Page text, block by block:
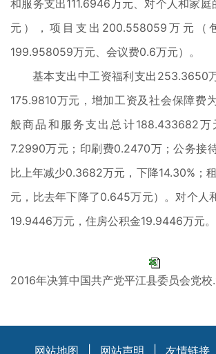
和服务支出111.6946万元、对个人和家
元），项目支出200.558059万元（
199.958059万元、会议费0.6万元）。
基本支出中工资福利支出253.3650
175.9810万元，增加工资及社会保障费
般商品和服务支出总计188.433682
7.2990万元；印刷费0.2470万；公务接
比上年减少0.3682万元，下降14.30%；
元，比去年下降了0.645万元）。对个人
19.9446万元，住房公积金19.9446万元。
2016年决算中国共产党平江县委员会党校
网站地图 网站声明 友情链接